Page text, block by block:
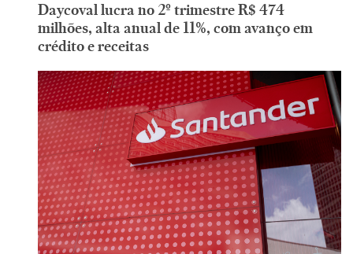
Daycoval lucra no 2º trimestre R$ 474
milhões, alta anual de 11%, com avanço em
crédito e receitas